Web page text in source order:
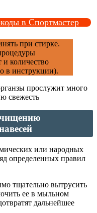
в Спортмастер
при стирке.
и количество
в инструкции).
прослужит много
свежесть
или народных
определенных правил
тщательно вытрусить
ее в мыльном
дальнейшее